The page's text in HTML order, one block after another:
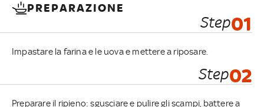
PREPARAZIONE
Step01
Impastare la farina e le uova e mettere a riposare.
Step02
Preparare il ripieno: sgusciare e pulire gli scampi, battere a